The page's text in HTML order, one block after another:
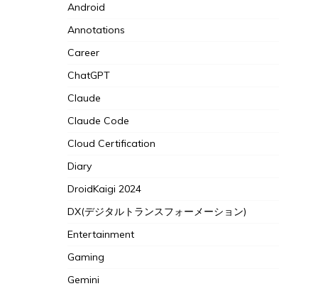
Android
Annotations
Career
ChatGPT
Claude
Claude Code
Cloud Certification
Diary
DroidKaigi 2024
DX(デジタルトランスフォーメーション)
Entertainment
Gaming
Gemini